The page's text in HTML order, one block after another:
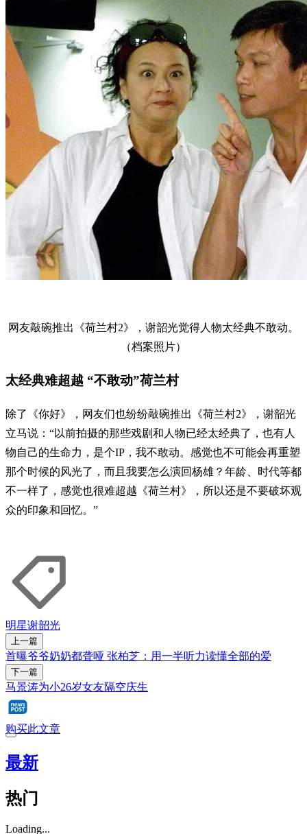
网友敲碗推出《荷兰村2》，谢韶光觉得人物太经典不敢动。
（档案照片）
太经典难超越 “不敢动”荷兰村
除了《你好》，网友们也纷纷敲碗推出《荷兰村2》，谢韶光
立马说：“以前拍摄的那些戏剧和人物已经太经典了，也有人
物自己的生命力，是个IP，我不敢动。感觉也不可能会再重塑
那个时候的风光了，而且我要怎么演回杨雄？年龄、时代等都
不一样了，感觉也很难超越《荷兰村》，所以还是不要破坏观
众的印象和回忆。”
明星谢韶光
上一篇
首曝爷爷奶奶都聋哑 张柏芝：用一半听力读懂全部的爱
下一篇
马景涛为小26岁女友隔空庆生
购买此文章
最新
热门
Loading...